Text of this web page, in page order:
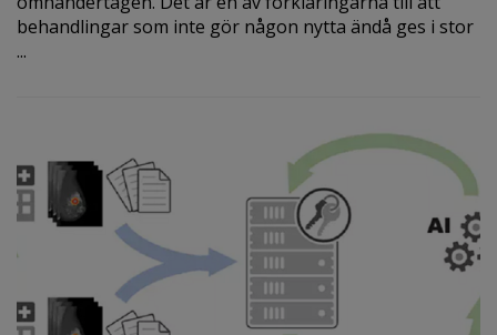
behandlingar som inte gör någon nytta ändå ges i stor
...